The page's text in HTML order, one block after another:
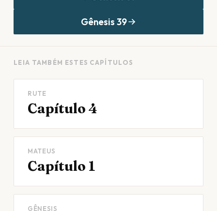
Gênesis 39
LEIA TAMBÉM ESTES CAPÍTULOS
RUTE
Capítulo 4
MATEUS
Capítulo 1
GÊNESIS